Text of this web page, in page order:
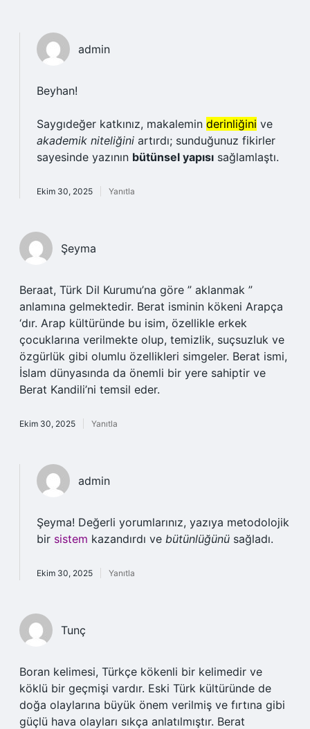
admin
Beyhan!
Saygıdeğer katkınız, makalemin derinliğini ve
akademik niteliğini artırdı; sunduğunuz fikirler
sayesinde yazının bütünsel yapısı sağlamlaştı.
Ekim 30, 2025 Yanıtla
Şeyma
Beraat, Türk Dil Kurumu’na göre ” aklanmak ”
anlamına gelmektedir. Berat isminin kökeni Arapça
‘dır. Arap kültüründe bu isim, özellikle erkek
çocuklarına verilmekte olup, temizlik, suçsuzluk ve
özgürlük gibi olumlu özellikleri simgeler. Berat ismi,
İslam dünyasında da önemli bir yere sahiptir ve
Berat Kandili’ni temsil eder.
Ekim 30, 2025 Yanıtla
admin
Şeyma! Değerli yorumlarınız, yazıya metodolojik
bir sistem kazandırdı ve bütünlüğünü sağladı.
Ekim 30, 2025 Yanıtla
Tunç
Boran kelimesi, Türkçe kökenli bir kelimedir ve
köklü bir geçmişi vardır. Eski Türk kültüründe de
doğa olaylarına büyük önem verilmiş ve fırtına gibi
güçlü hava olayları sıkça anlatılmıştır. Berat